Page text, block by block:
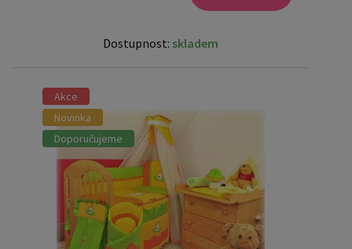
Dostupnost: skladem
Akce
Novinka
Doporučujeme